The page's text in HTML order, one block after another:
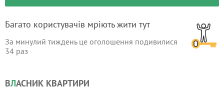
Багато користувачів мріють жити тут
За минулий тиждень це оголошення подивилися
34 раз
ВЛАСНИК КВАРТИРИ